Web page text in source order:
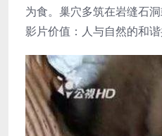
为食。巢穴多筑在岩缝石
影片价值：人与自然的和